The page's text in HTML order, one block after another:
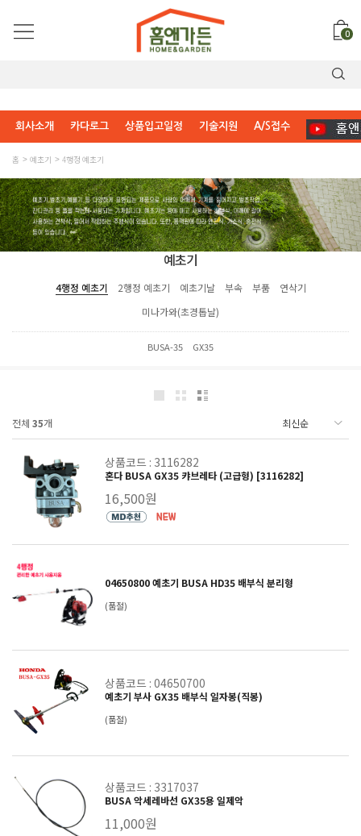
0
회사소개 카다로그 상품입고일정 기술지원 A/S접수
홈 예초기 4행정 예초기
예초기
4행정 예초기 2행정 예초기 예초기날 부속 부품
연삭기
미나가와(초경톱날)
BUSA-35 GX35
전체 35개
상품코드 : 3116282
혼다 BUSA GX35 캬브레타 (고급형) [3116282]
16,500원
04650800 예초기 BUSA HD35 배부식 분리형
(품절)
상품코드 : 04650700
예초기 부사 GX35 배부식 일자봉(직봉)
(품절)
상품코드 : 3317037
BUSA 악세레바선 GX35용 일제악
11,000원